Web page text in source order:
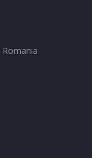
Romania